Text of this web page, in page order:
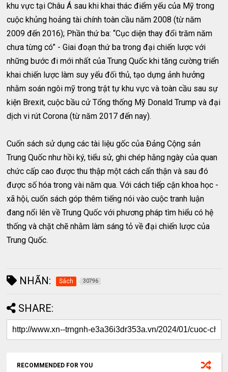
khu vực tại Châu Á sau khi khai thác điểm yếu của Mỹ trong
cuộc khủng hoảng tài chính toàn cầu năm 2008 (từ năm
2009 đến 2016); Phần thứ ba: “Cục diện thay đổi trăm năm
chưa từng có” - Giai đoạn thứ ba trong đại chiến lược với
những bước đi mới nhất của Trung Quốc khi tăng cường triển
khai chiến lược làm suy yếu đối thủ, tạo dựng ảnh hưởng
nhằm soán ngôi mỹ trong trật tự khu vực và toàn cầu sau sự
kiện Brexit, cuộc bầu cử Tổng thống Mỹ Donald Trump và đại
dịch vi rút Corona (từ năm 2017 đến nay).
Cuốn sách sử dụng các tài liệu gốc của Đảng Cộng sản
Trung Quốc như hồi ký, tiểu sử, ghi chép hằng ngày của quan
chức cấp cao được thu thập một cách cẩn thận và sau đó
được số hóa trong vài năm qua. Với cách tiếp cận khoa học -
xã hội, cuốn sách góp thêm tiếng nói vào cuộc tranh luận
đang nổi lên về Trung Quốc với phương pháp tìm hiểu có hệ
thống và chặt chẽ nhằm làm sáng tỏ về đại chiến lược của
Trung Quốc.
NHÃN: Sách 30796
SHARE:
RECOMMENDED FOR YOU